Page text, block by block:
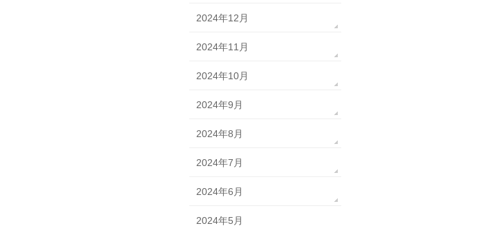
2024年12月
2024年11月
2024年10月
2024年9月
2024年8月
2024年7月
2024年6月
2024年5月